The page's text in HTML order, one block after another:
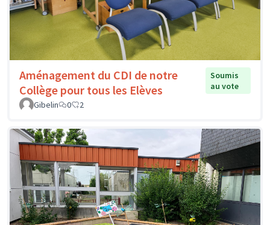
Aménagement du CDI de notre
Collège pour tous les Elèves
Soumis
au vote
Gibelin
0 2